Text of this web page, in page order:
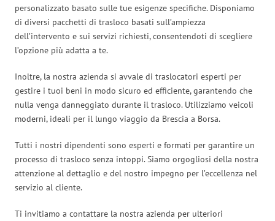
personalizzato basato sulle tue esigenze specifiche. Disponiamo
di diversi pacchetti di trasloco basati sull’ampiezza
dell’intervento e sui servizi richiesti, consentendoti di scegliere
l’opzione più adatta a te.
Inoltre, la nostra azienda si avvale di traslocatori esperti per
gestire i tuoi beni in modo sicuro ed efficiente, garantendo che
nulla venga danneggiato durante il trasloco. Utilizziamo veicoli
moderni, ideali per il lungo viaggio da Brescia a Borsa.
Tutti i nostri dipendenti sono esperti e formati per garantire un
processo di trasloco senza intoppi. Siamo orgogliosi della nostra
attenzione al dettaglio e del nostro impegno per l’eccellenza nel
servizio al cliente.
Ti invitiamo a contattare la nostra azienda per ulteriori